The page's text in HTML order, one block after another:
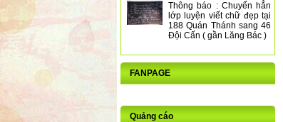
Thông báo : Chuyển hẳn
lớp luyện viết chữ đẹp tại
188 Quán Thánh sang 46
Đội Cấn ( gần Lăng Bác )
FANPAGE
Quảng cáo